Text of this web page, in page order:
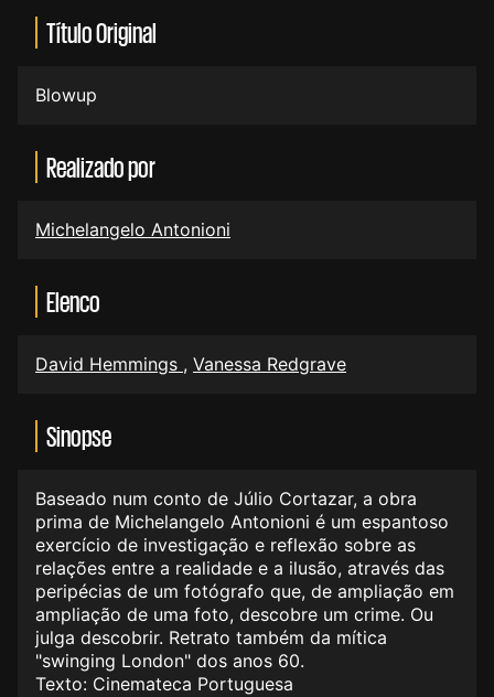
Título Original
Blowup
Realizado por
Michelangelo Antonioni
Elenco
David Hemmings , Vanessa Redgrave
Sinopse
Baseado num conto de Júlio Cortazar, a obra
prima de Michelangelo Antonioni é um espantoso
exercício de investigação e reflexão sobre as
relações entre a realidade e a ilusão, através das
peripécias de um fotógrafo que, de ampliação em
ampliação de uma foto, descobre um crime. Ou
julga descobrir. Retrato também da mítica
"swinging London" dos anos 60.
Texto: Cinemateca Portuguesa